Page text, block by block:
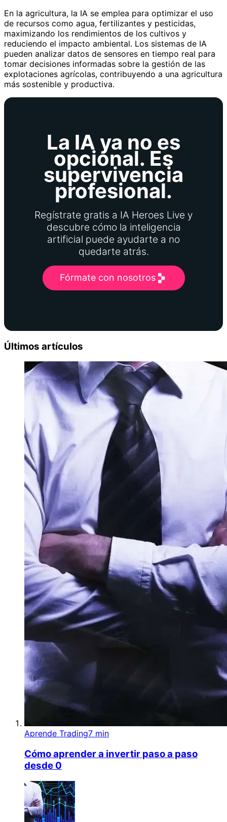
En la agricultura, la IA se emplea para optimizar el uso
de recursos como agua, fertilizantes y pesticidas,
maximizando los rendimientos de los cultivos y
reduciendo el impacto ambiental. Los sistemas de IA
pueden analizar datos de sensores en tiempo real para
tomar decisiones informadas sobre la gestión de las
explotaciones agrícolas, contribuyendo a una agricultura
más sostenible y productiva.
La IA ya no es
opcional. Es
supervivencia
profesional.
Regístrate gratis a IA Heroes Live y
descubre cómo la inteligencia
artificial puede ayudarte a no
quedarte atrás.
Fórmate con nosotros
Últimos artículos
Aprende Trading7 min
Cómo aprender a invertir paso a paso
desde 0